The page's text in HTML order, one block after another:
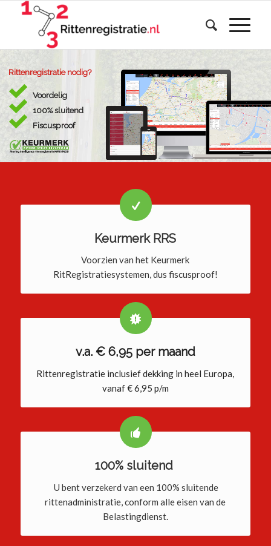
Rittenregistratie nodig?
Voordelig
100% sluitend
Fiscusproof
Keurmerk RRS
Voorzien van het Keurmerk
RitRegistratiesystemen, dus fiscusproof!
v.a. € 6,95 per maand
Rittenregistratie inclusief dekking in heel Europa,
vanaf € 6,95 p/m
100% sluitend
U bent verzekerd van een 100% sluitende
rittenadministratie, conform alle eisen van de
Belastingdienst.